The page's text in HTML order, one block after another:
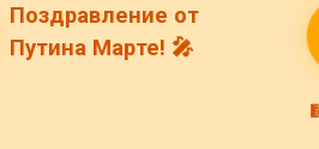
Поздравление от
Путина Марте! 🎤